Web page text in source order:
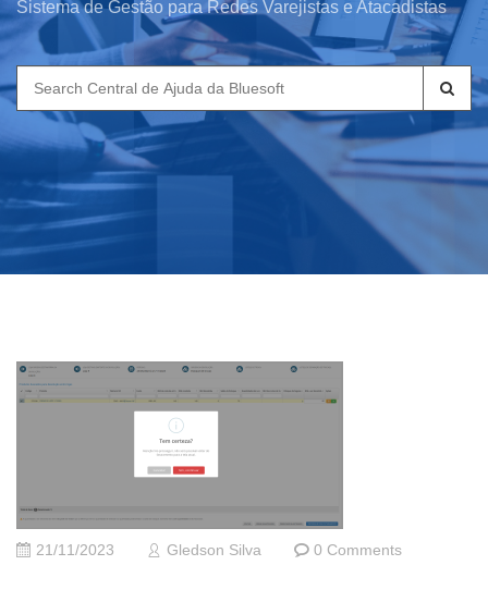
Sistema de Gestão para Redes Varejistas e Atacadistas
Search
for:
21/11/2023 Gledson Silva 0 Comments